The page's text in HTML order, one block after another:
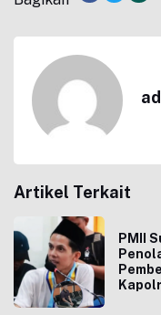
Artikel Terkait
PMII